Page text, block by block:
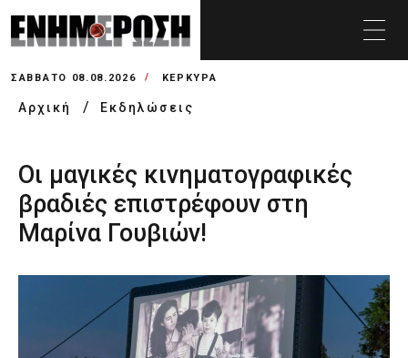
ΣΆΒΒΑΤΟ 08.08.2026 ΚΕΡΚΥΡΑ
Αρχική Εκδηλώσεις
Οι μαγικές κινηματογραφικές
βραδιές επιστρέφουν στη
Μαρίνα Γουβιών!